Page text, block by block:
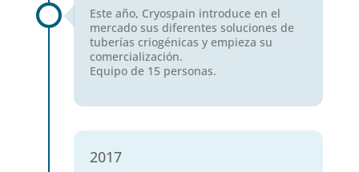
Este año, Cryospain introduce en el
mercado sus diferentes soluciones de
tuberías criogénicas y empieza su
comercialización.
Equipo de 15 personas.
2017